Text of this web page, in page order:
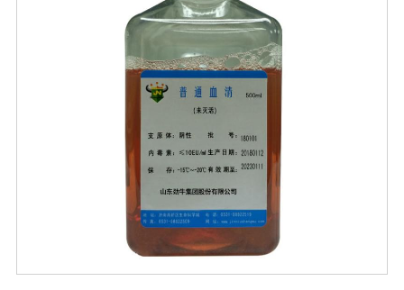
范围】适宜添加本品的有机肥原料包括：畜禽粪便、城市
有机废弃物、糠壳、饼粕、作物秸杆、产品加工废弃料
（蔗糖泥、果渣、茶渣、蘑菇渣、酒糟）【注意事项】 1.
本品内含大量有益活菌，不可与杀菌剂混合使用，用过农
药 的喷雾器一定要认真清洗后在喷菌剂。 2.本品如与化肥
混用，要现混现用。【贮 存】于阴凉干燥处保存，避免
阳光直射和雨淋【保 质 期】24个月